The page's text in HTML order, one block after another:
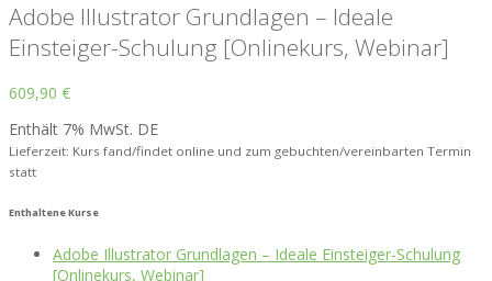
Adobe Illustrator Grundlagen – Ideale
Einsteiger-Schulung [Onlinekurs, Webinar]
609,90 €
Enthält 7% MwSt. DE
Lieferzeit: Kurs fand/findet online und zum gebuchten/vereinbarten Termin
statt
Enthaltene Kurse
Adobe Illustrator Grundlagen – Ideale Einsteiger-Schulung
[Onlinekurs, Webinar]